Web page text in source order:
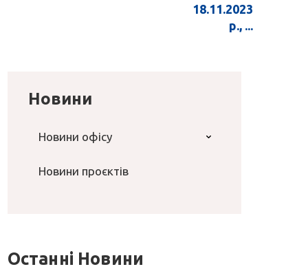
18.11.2023
р., ...
Новини
Новини офісу
Новини проєктів
Останні Новини